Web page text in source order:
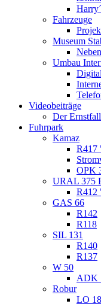
Fahrzeuge
Museum
Umbau
Videobeiträge
Der Ernstfall
Fuhrpark
Kamaz
R417
OPK
URAL 375
R412
GAS 66
R142
R118
SIL 131
R140
R137
W 50
ADK
Robur
LO